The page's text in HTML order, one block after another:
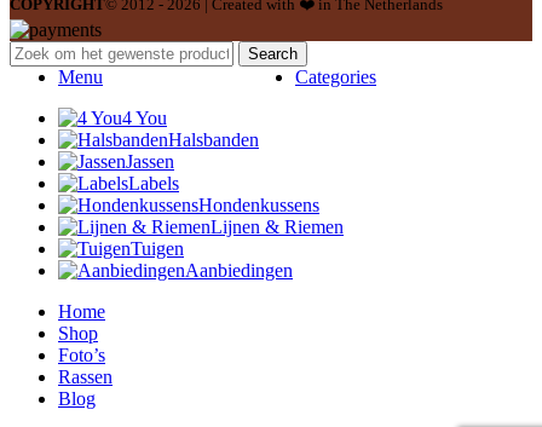
COPYRIGHT© 2012 - 2026 | Created with ❤️ in The Netherlands
Search
Menu
Categories
4 You
Halsbanden
Jassen
Labels
Hondenkussens
Lijnen & Riemen
Tuigen
Aanbiedingen
Home
Shop
Foto’s
Rassen
Blog